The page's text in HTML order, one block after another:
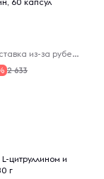
Virelle - доставка из-за рубежа
2 633
цитруллином и
г